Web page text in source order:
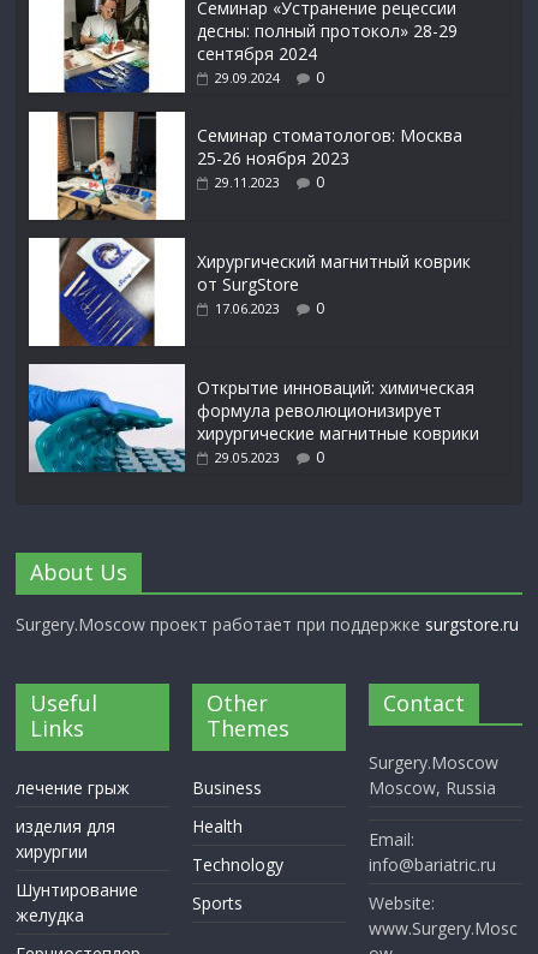
Семинар «Устранение рецессии
десны: полный протокол» 28-29
сентября 2024
29.09.2024 0
Семинар стоматологов: Москва
25-26 ноября 2023
29.11.2023 0
Xирургический магнитный коврик
от SurgStore
17.06.2023 0
Открытие инноваций: химическая
формула революционизирует
хирургические магнитные коврики
29.05.2023 0
About Us
Surgery.Moscow проект работает при поддержке surgstore.ru
Useful
Links
лечение грыж
изделия для
хирургии
Шунтирование
желудка
Other
Themes
Business
Health
Technology
Sports
Contact
Surgery.Moscow
Moscow, Russia
Email:
info@bariatric.ru
Website:
www.Surgery.Mosc